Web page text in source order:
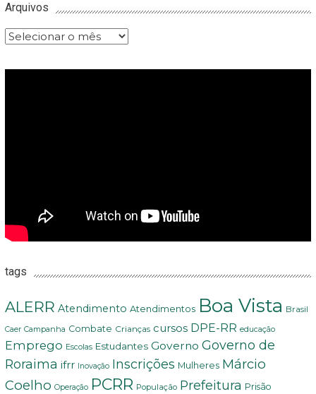
Arquivos
Arquivos
tags
ALERR Atendimento Atendimentos Boa Vista Brasil
Caer Campanha Combate Crianças cursos DPE-RR educação
Emprego Escolas Estudantes Governo Governo de
Roraima ifrr Inovação Inscrições Mulheres Márcio
Coelho Operação PCRR População Prefeitura Prisão